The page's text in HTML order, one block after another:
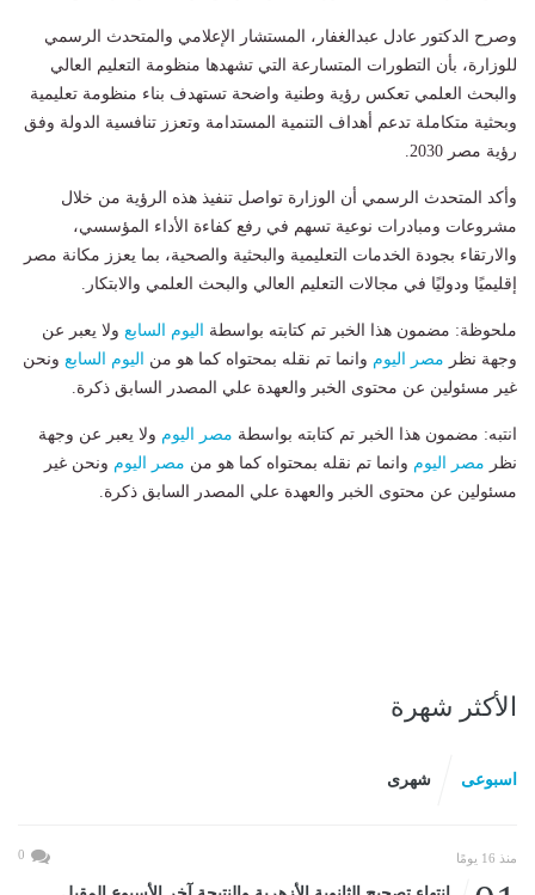
وصرح الدكتور عادل عبدالغفار، المستشار الإعلامي والمتحدث الرسمي
للوزارة، بأن التطورات المتسارعة التي تشهدها منظومة التعليم العالي
والبحث العلمي تعكس رؤية وطنية واضحة تستهدف بناء منظومة تعليمية
وبحثية متكاملة تدعم أهداف التنمية المستدامة وتعزز تنافسية الدولة وفق
رؤية مصر 2030.
وأكد المتحدث الرسمي أن الوزارة تواصل تنفيذ هذه الرؤية من خلال
مشروعات ومبادرات نوعية تسهم في رفع كفاءة الأداء المؤسسي،
والارتقاء بجودة الخدمات التعليمية والبحثية والصحية، بما يعزز مكانة مصر
إقليميًا ودوليًا في مجالات التعليم العالي والبحث العلمي والابتكار.
ملحوظة: مضمون هذا الخبر تم كتابته بواسطة اليوم السابع ولا يعبر عن
وجهة نظر مصر اليوم وانما تم نقله بمحتواه كما هو من اليوم السابع ونحن
غير مسئولين عن محتوى الخبر والعهدة علي المصدر السابق ذكرة.
انتبه: مضمون هذا الخبر تم كتابته بواسطة مصر اليوم ولا يعبر عن وجهة
نظر مصر اليوم وانما تم نقله بمحتواه كما هو من مصر اليوم ونحن غير
مسئولين عن محتوى الخبر والعهدة علي المصدر السابق ذكرة.
الأكثر شهرة
اسبوعى شهرى
منذ 16 يومًا 0